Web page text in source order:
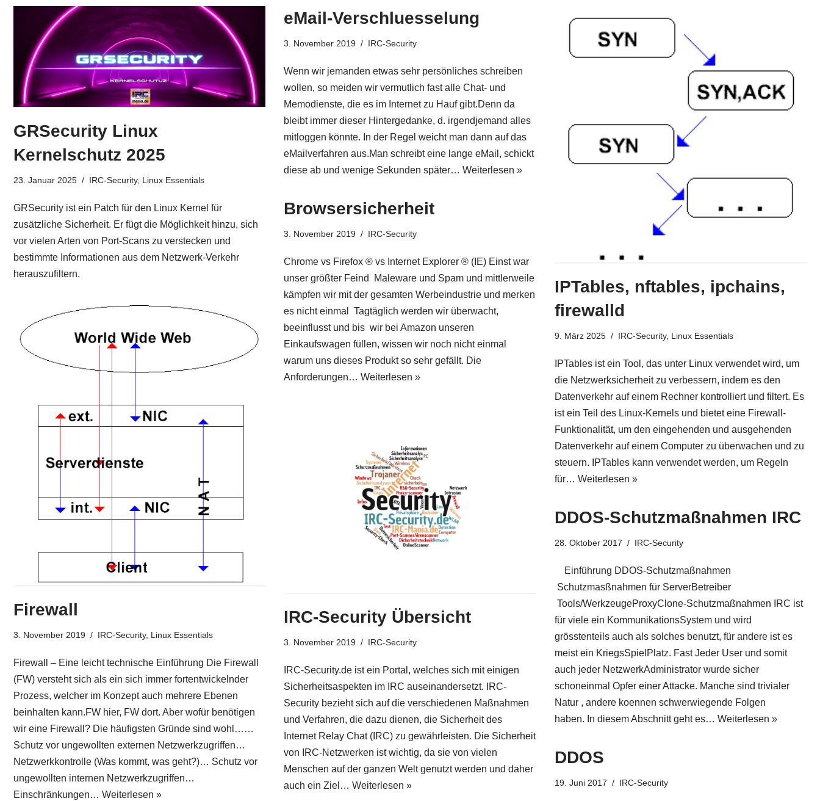
GRSecurity Linux
Kernelschutz 2025
23. Januar 2025 IRC-Security, Linux Essentials
GRSecurity ist ein Patch für den Linux Kernel für
zusätzliche Sicherheit. Er fügt die Möglichkeit hinzu, sich
vor vielen Arten von Port-Scans zu verstecken und
bestimmte Informationen aus dem Netzwerk-Verkehr
herauszufiltern.
eMail-Verschluesselung
3. November 2019 IRC-Security
Wenn wir jemanden etwas sehr persönliches schreiben
wollen, so meiden wir vermutlich fast alle Chat- und
Memodienste, die es im Internet zu Hauf gibt.Denn da
bleibt immer dieser Hintergedanke, d. irgendjemand alles
mitloggen könnte. In der Regel weicht man dann auf das
eMailverfahren aus.Man schreibt eine lange eMail, schickt
diese ab und wenige Sekunden später…Weiterlesen »
IPTables, nftables, ipchains,
firewalld
9. März 2025 IRC-Security, Linux Essentials
IPTables ist ein Tool, das unter Linux verwendet wird, um
die Netzwerksicherheit zu verbessern, indem es den
Datenverkehr auf einem Rechner kontrolliert und filtert. Es
ist ein Teil des Linux-Kernels und bietet eine Firewall-
Funktionalität, um den eingehenden und ausgehenden
Datenverkehr auf einem Computer zu überwachen und zu
steuern. IPTables kann verwendet werden, um Regeln
für… Weiterlesen »
Browsersicherheit
3. November 2019 IRC-Security
Chrome vs Firefox ® vs Internet Explorer ® (IE) Einst war
unser größter Feind Maleware und Spam und mittlerweile
kämpfen wir mit der gesamten Werbeindustrie und merken
es nicht einmal Tagtäglich werden wir überwacht,
beeinflusst und bis wir bei Amazon unseren
Einkaufswagen füllen, wissen wir noch nicht einmal
warum uns dieses Produkt so sehr gefällt. Die
Anforderungen…Weiterlesen »
Firewall
3. November 2019 IRC-Security, Linux Essentials
Firewall – Eine leicht technische Einführung Die Firewall
(FW) versteht sich als ein sich immer fortentwickelnder
Prozess, welcher im Konzept auch mehrere Ebenen
beinhalten kann.FW hier, FW dort. Aber wofür benötigen
wir eine Firewall? Die häufigsten Gründe sind wohl……
Schutz vor ungewollten externen Netzwerkzugriffen…
Netzwerkkontrolle (Was kommt, was geht?)… Schutz vor
ungewollten internen Netzwerkzugriffen…
Einschränkungen… Weiterlesen »
IRC-Security Übersicht
3. November 2019 IRC-Security
IRC-Security.de ist ein Portal, welches sich mit einigen
Sicherheitsaspekten im IRC auseinandersetzt. IRC-
Security bezieht sich auf die verschiedenen Maßnahmen
und Verfahren, die dazu dienen, die Sicherheit des
Internet Relay Chat (IRC) zu gewährleisten. Die Sicherheit
von IRC-Netzwerken ist wichtig, da sie von vielen
Menschen auf der ganzen Welt genutzt werden und daher
auch ein Ziel…Weiterlesen »
DDOS-Schutzmaßnahmen IRC
28. Oktober 2017 IRC-Security
Einführung DDOS-Schutzmaßnahmen
Schutzmasßnahmen für ServerBetreiber
Tools/WerkzeugeProxyClone-Schutzmaßnahmen IRC ist
für viele ein KommunikationsSystem und wird
grösstenteils auch als solches benutzt, für andere ist es
meist ein KriegsSpielPlatz. Fast Jeder User und somit
auch jeder NetzwerkAdministrator wurde sicher
schoneinmal Opfer einer Attacke. Manche sind trivialer
Natur , andere koennen schwerwiegende Folgen
haben. In diesem Abschnitt geht es… Weiterlesen »
DDOS
19. Juni 2017 IRC-Security